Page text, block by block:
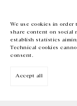
We use cookies in
share content on social
establish statistics
Technical cookies
consent.
Accept all
EN FR 中文
Inscrivez-vous à notre